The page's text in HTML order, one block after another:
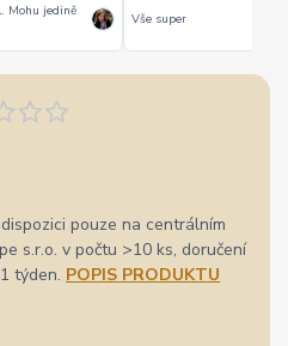
Mohu jedině
Vše super
pouze na centrálním
s.r.o. v počtu >10 ks, doručení
týden. POPIS PRODUKTU